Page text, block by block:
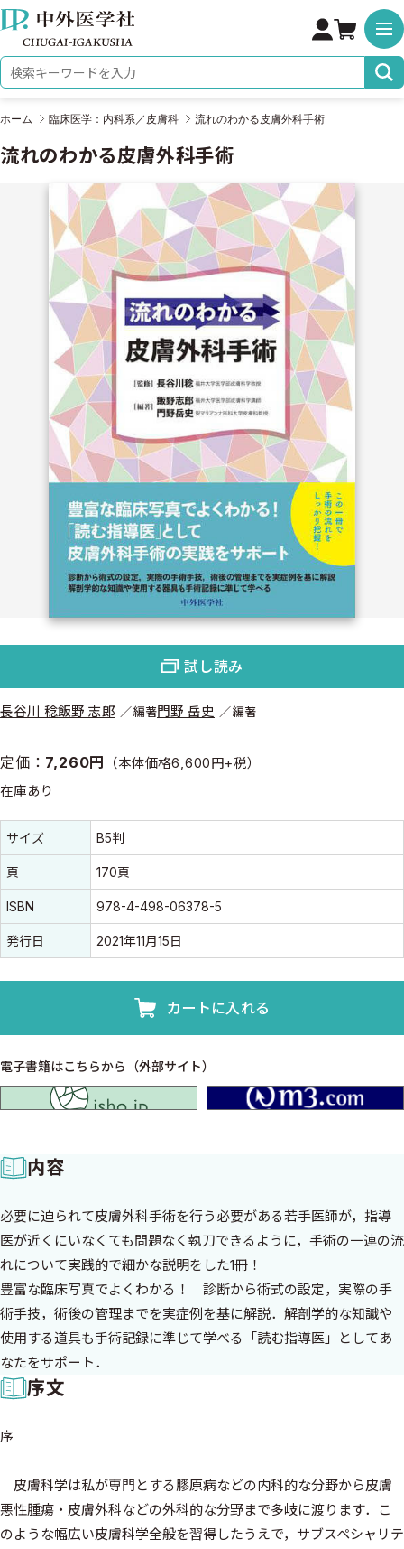
株式会社 中外医学社
検索キーワード
ホーム 臨床医学：内科系／皮膚科 流れのわかる皮膚外科手術
流れのわかる皮膚外科手術
長谷川 稔飯野 志郎 編著門野 岳史 編著
定価： 7,260円 （本体価格6,600円+税）
在庫あり
書誌情報
書誌情報
サイズ B5判
頁 170頁
ISBN 978-4-498-06378-5
発行日 2021年11月15日
カートに入れる
電子書籍はこちらから（外部サイト）
試し読み
内容
必要に迫られて皮膚外科手術を行う必要がある若手医師が，指導
医が近くにいなくても問題なく執刀できるように，手術の一連の流
れについて実践的で細かな説明をした1冊！
豊富な臨床写真でよくわかる！ 診断から術式の設定，実際の手
術手技，術後の管理までを実症例を基に解説．解剖学的な知識や
使用する道具も手術記録に準じて学べる「読む指導医」としてあ
なたをサポート．
序文
序
皮膚科学は私が専門とする膠原病などの内科的な分野から皮膚
悪性腫瘍・皮膚外科などの外科的な分野まで多岐に渡ります．こ
のような幅広い皮膚科学全般を習得したうえで，サブスペシャリテ